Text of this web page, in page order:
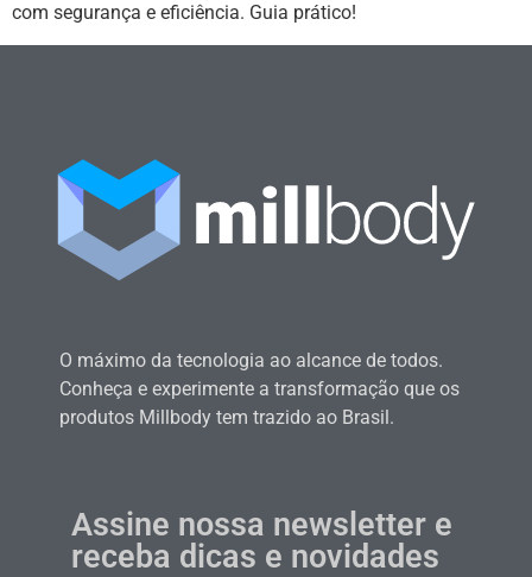
com segurança e eficiência. Guia prático!
O máximo da tecnologia ao alcance de todos.
Conheça e experimente a transformação que os
produtos Millbody tem trazido ao Brasil.
Assine nossa newsletter e
receba dicas e novidades